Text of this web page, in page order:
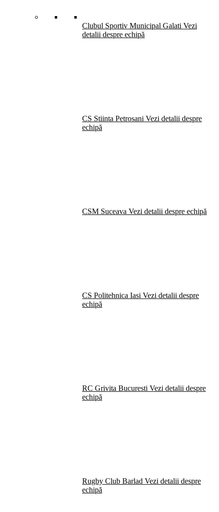
Clubul Sportiv Municipal Galati Vezi
detalii despre echipă
CS Stiinta Petrosani Vezi detalii despre
echipă
CSM Suceava Vezi detalii despre echipă
CS Politehnica Iasi Vezi detalii despre
echipă
RC Grivita Bucuresti Vezi detalii despre
echipă
Rugby Club Barlad Vezi detalii despre
echipă